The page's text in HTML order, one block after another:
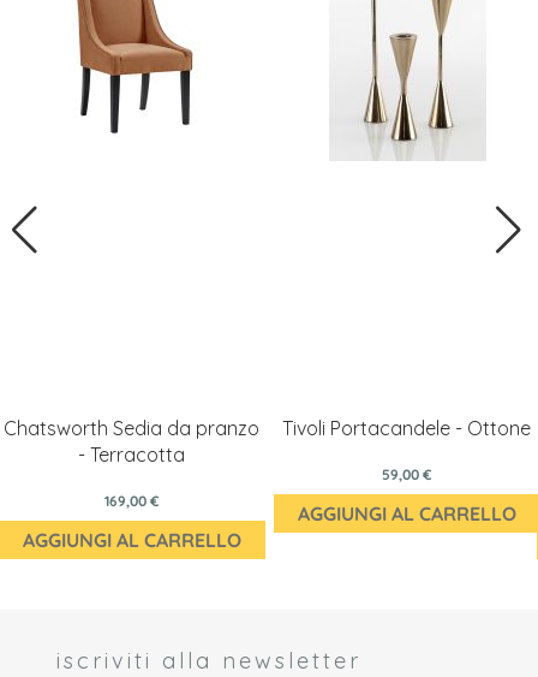
Chatsworth Sedia da pranzo
- Terracotta
169,00 €
AGGIUNGI AL CARRELLO
Tivoli Portacandele - Ottone
59,00 €
AGGIUNGI AL CARRELLO
iscriviti alla newsletter